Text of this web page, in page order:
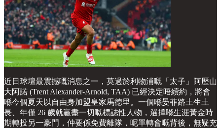
近日球壇最震撼嘅消息之一，莫過於利物浦嘅「太子」阿歷山
大阿諾 (Trent Alexander-Arnold, TAA) 已經決定唔續約，將會
喺今個夏天以自由身加盟皇家馬德里。一個喺晏菲路土生土
長、年僅 26 歲就贏盡一切嘅標誌性人物，選擇喺生涯黃金時
期轉投另一豪門，仲要係免費離隊，呢單轉會嘅背後，無疑充